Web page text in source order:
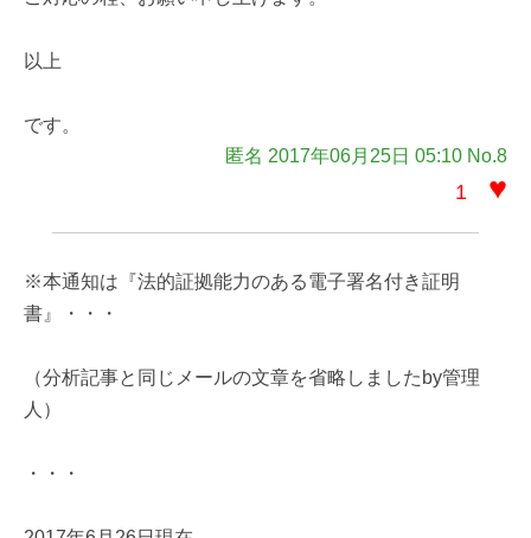
以上
です。
匿名 2017年06月25日 05:10 No.8
1 ♥
※本通知は『法的証拠能力のある電子署名付き証明
書』・・・
（分析記事と同じメールの文章を省略しましたby管理
人）
・・・